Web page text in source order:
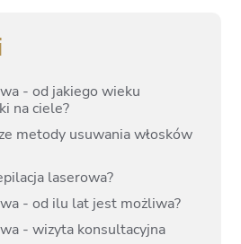
- od jakiego wieku
na ciele?
metody usuwania włosków
laserowa?
- od ilu lat jest możliwa?
- wizyta konsultacyjna